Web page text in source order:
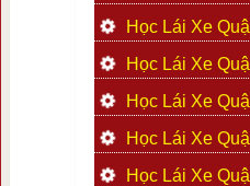
Học Lái Xe
Học Lái Xe
Học Lái Xe
Học Lái Xe
Học Lái Xe